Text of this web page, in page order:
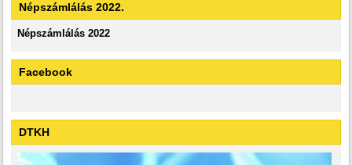
Népszámlálás 2022.
Népszámlálás 2022
Facebook
DTKH